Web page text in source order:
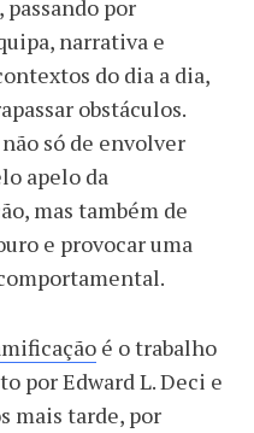
por
narrativa e
do dia a dia,
obstáculos.
só de envolver
apelo da
mas também de
e provocar uma
é o trabalho
por Edward L. Deci e
mais tarde, por